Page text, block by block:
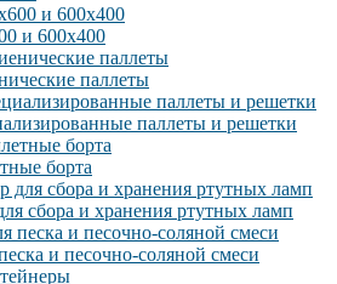
и 600х400
паллеты
паллеты и решетки
борта
сбора и хранения ртутных ламп
и песочно-соляной смеси